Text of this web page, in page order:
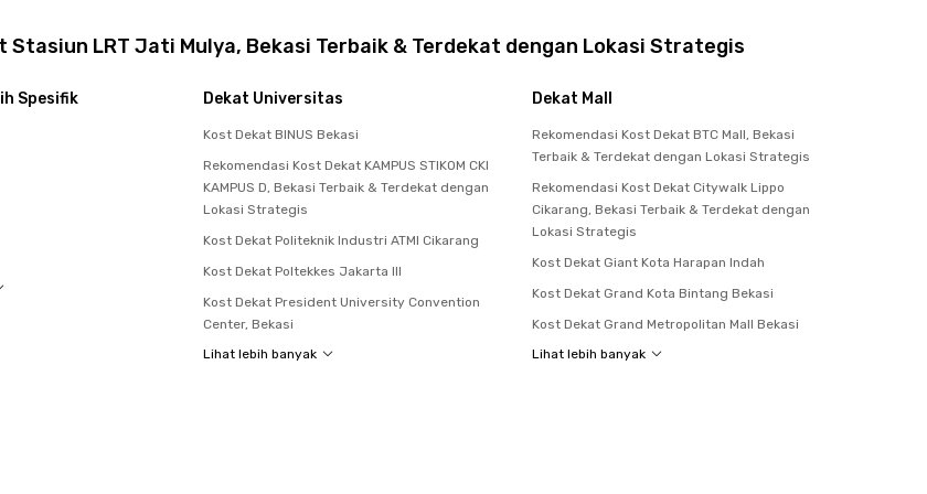
LRT Jati Mulya, Bekasi Terbaik & Terdekat dengan Lokasi Strategis
Spesifik Dekat Universitas
Kost Dekat BINUS Bekasi
Rekomendasi Kost Dekat KAMPUS STIKOM CKI
KAMPUS D, Bekasi Terbaik & Terdekat dengan
Lokasi Strategis
Kost Dekat Politeknik Industri ATMI Cikarang
Kost Dekat Poltekkes Jakarta III
Kost Dekat President University Convention
Center, Bekasi
Lihat lebih banyak
Dekat Mall
Rekomendasi Kost Dekat BTC Mall, Bekasi
Terbaik & Terdekat dengan Lokasi Strategis
Rekomendasi Kost Dekat Citywalk Lippo
Cikarang, Bekasi Terbaik & Terdekat dengan
Lokasi Strategis
Kost Dekat Giant Kota Harapan Indah
Kost Dekat Grand Kota Bintang Bekasi
Kost Dekat Grand Metropolitan Mall Bekasi
Lihat lebih banyak